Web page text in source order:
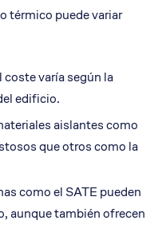
térmico puede variar
coste varía según la
edificio.
aislantes como
que otros como la
como el SATE pueden
aunque también ofrecen